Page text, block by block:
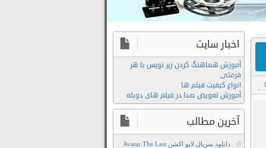
اخبار سایت
آموزش هماهنگ کردن زیر نویس با هر
فرمتی
انواع کیفیت فیلم ها
آموزش تعویض صدا در فیلم های دوبله
آخرین مطالب
دانلود سریال لایو اکشن Avatar The Last